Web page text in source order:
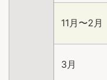
11月〜2月
3月